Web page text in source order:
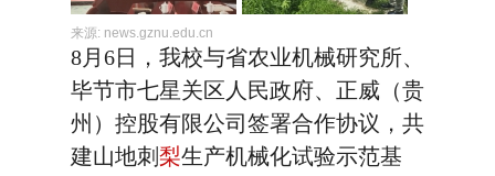
来源: news.gznu.edu.cn
8月6日，我校与省农业机械研究所、
毕节市七星关区人民政府、正威（贵
州）控股有限公司签署合作协议，共
建山地刺梨生产机械化试验示范基